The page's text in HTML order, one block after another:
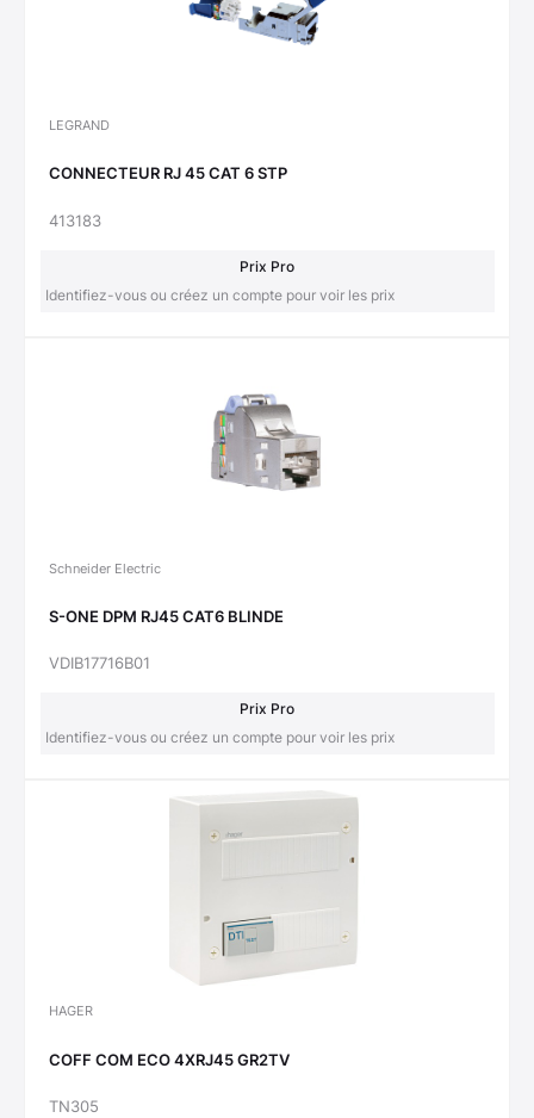
LEGRAND
CONNECTEUR RJ 45 CAT 6 STP
413183
Prix Pro
Identifiez-vous ou créez un compte pour voir les prix
Schneider Electric
S-ONE DPM RJ45 CAT6 BLINDE
VDIB17716B01
Prix Pro
Identifiez-vous ou créez un compte pour voir les prix
HAGER
COFF COM ECO 4XRJ45 GR2TV
TN305